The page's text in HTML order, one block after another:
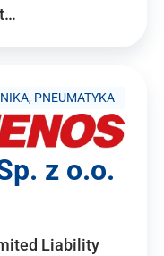
PNEUMATYKA
z o.o.
Liability